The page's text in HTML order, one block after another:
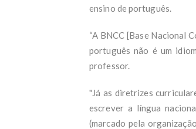
ensino de português.
“A BNCC [Base Nacional
português não é um
professor.
"Já as diretrizes
escrever a língua
(marcado pela